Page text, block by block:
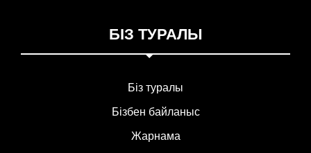
БІЗ ТУРАЛЫ
Біз туралы
Бізбен байланыс
Жарнама